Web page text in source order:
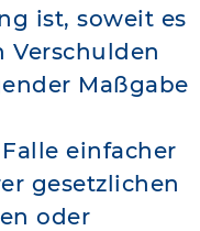
ist, soweit es
Verschulden
Maßgabe
einfacher
gesetzlichen
oder